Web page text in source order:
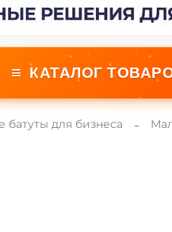
≡ КАТАЛОГ
батуты для бизнеса